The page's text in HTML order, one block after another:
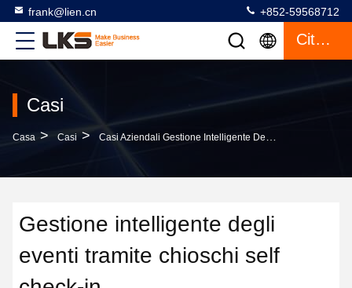
frank@lien.cn +852-59568712
Citazione
Casi
Casa > Casi > Casi Aziendali Gestione Intelligente Degli Eventi Tramite Chioschi Self Check-In
Gestione intelligente degli
eventi tramite chioschi self